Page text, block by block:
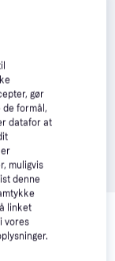
dine
gør
formål,
datafor at
muligvis
denne
linket
vores